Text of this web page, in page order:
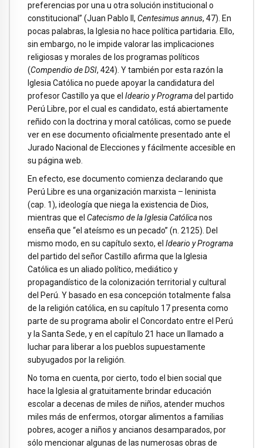
preferencias por una u otra solución institucional o
constitucional” (Juan Pablo II, Centesimus annus, 47). En
pocas palabras, la Iglesia no hace política partidaria. Ello,
sin embargo, no le impide valorar las implicaciones
religiosas y morales de los programas políticos
(Compendio de DSI, 424). Y también por esta razón la
Iglesia Católica no puede apoyar la candidatura del
profesor Castillo ya que el Ideario y Programadel partido
Perú Libre, por el cual es candidato, está abiertamente
reñido con la doctrina y moral católicas, como se puede
ver en ese documento oficialmente presentado ante el
Jurado Nacional de Elecciones y fácilmente accesible en
su página web.
En efecto, ese documento comienza declarando que
Perú Libre es una organización marxista – leninista
(cap. 1), ideología que niega la existencia de Dios,
mientras que el Catecismo de la Iglesia Católicanos
enseña que “el ateísmo es un pecado” (n. 2125). Del
mismo modo, en su capítulo sexto, el Ideario y Programa
del partido del señor Castillo afirma que la Iglesia
Católica es un aliado político, mediático y
propagandístico de la colonización territorial y cultural
del Perú. Y basado en esa concepción totalmente falsa
de la religión católica, en su capítulo 17 presenta como
parte de su programa abolir el Concordato entre el Perú
y la Santa Sede, y en el capítulo 21 hace un llamado a
luchar para liberar a los pueblos supuestamente
subyugados por la religión.
No toma en cuenta, por cierto, todo el bien social que
hace la Iglesia al gratuitamente brindar educación
escolar a decenas de miles de niños, atender muchos
miles más de enfermos, otorgar alimentos a familias
pobres, acoger a niños y ancianos desamparados, por
sólo mencionar algunas de las numerosas obras de